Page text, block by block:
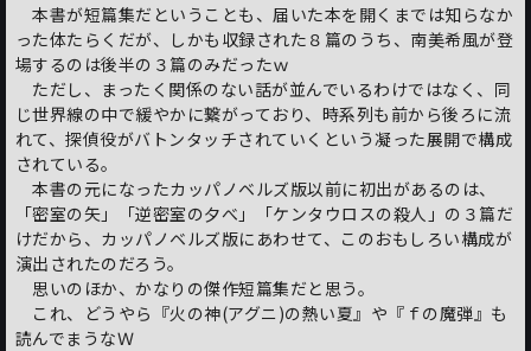
本書が短篇集だということも、届いた本を開くまでは知らなか
った体たらくだが、しかも収録された８篇のうち、南美希風が登
場するのは後半の３篇のみだったｗ
ただし、まったく関係のない話が並んでいるわけではなく、同
じ世界線の中で緩やかに繋がっており、時系列も前から後ろに流
れて、探偵役がバトンタッチされていくという凝った展開で構成
されている。
本書の元になったカッパノベルズ版以前に初出があるのは、
「密室の矢」「逆密室の夕べ」「ケンタウロスの殺人」の３篇だ
けだから、カッパノベルズ版にあわせて、このおもしろい構成が
演出されたのだろう。
思いのほか、かなりの傑作短篇集だと思う。
これ、どうやら『火の神(アグニ)の熱い夏』や『ｆの魔弾』も
読んでまうなＷ